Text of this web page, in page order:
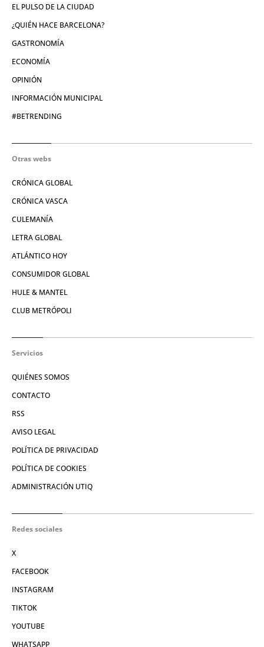
EL PULSO DE LA CIUDAD
¿QUIÉN HACE BARCELONA?
GASTRONOMÍA
ECONOMÍA
OPINIÓN
INFORMACIÓN MUNICIPAL
#BETRENDING
Otras webs
CRÓNICA GLOBAL
CRÓNICA VASCA
CULEMANÍA
LETRA GLOBAL
ATLÁNTICO HOY
CONSUMIDOR GLOBAL
HULE & MANTEL
CLUB METRÓPOLI
Servicios
QUIÉNES SOMOS
CONTACTO
RSS
AVISO LEGAL
POLÍTICA DE PRIVACIDAD
POLÍTICA DE COOKIES
ADMINISTRACIÓN UTIQ
Redes sociales
X
FACEBOOK
INSTAGRAM
TIKTOK
YOUTUBE
WHATSAPP